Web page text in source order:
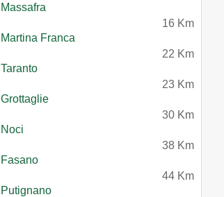
Massafra
16 Km
Martina Franca
22 Km
Taranto
23 Km
Grottaglie
30 Km
Noci
38 Km
Fasano
44 Km
Putignano